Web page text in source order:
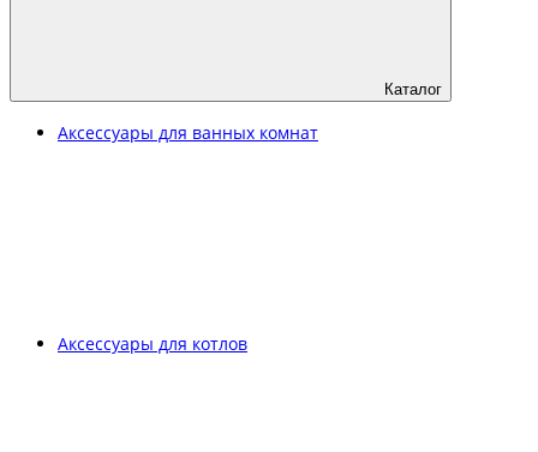
Каталог
Аксессуары для ванных комнат
Аксессуары для котлов